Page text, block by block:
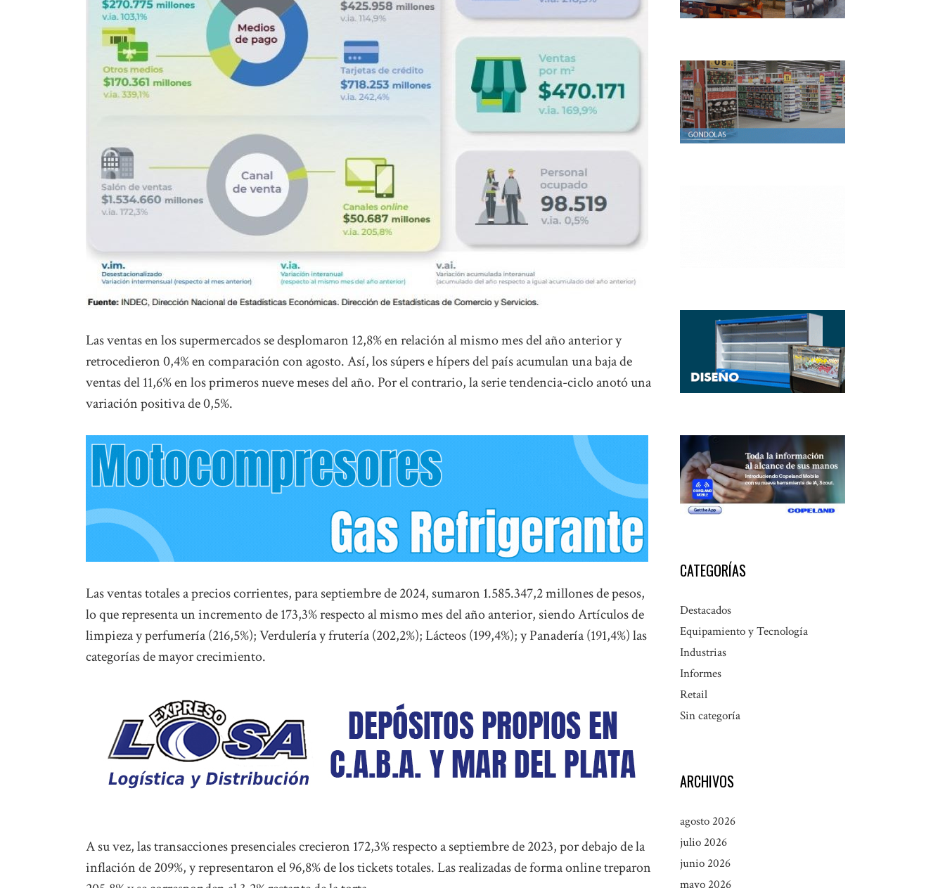
Las ventas en los supermercados se desplomaron 12,8% en relación al mismo mes del año anterior y
retrocedieron 0,4% en comparación con agosto. Así, los súpers e hípers del país acumulan una baja de
ventas del 11,6% en los primeros nueve meses del año. Por el contrario, la serie tendencia-ciclo anotó una
variación positiva de 0,5%.
Las ventas totales a precios corrientes, para septiembre de 2024, sumaron 1.585.347,2 millones de pesos,
lo que representa un incremento de 173,3% respecto al mismo mes del año anterior, siendo Artículos de
limpieza y perfumería (216,5%); Verdulería y frutería (202,2%); Lácteos (199,4%); y Panadería (191,4%) las
categorías de mayor crecimiento.
A su vez, las transacciones presenciales crecieron 172,3% respecto a septiembre de 2023, por debajo de la
inflación de 209%, y representaron el 96,8% de los tickets totales. Las realizadas de forma online treparon
CATEGORÍAS
Destacados
Equipamiento y Tecnología
Industrias
Informes
Retail
Sin categoría
ARCHIVOS
agosto 2026
julio 2026
junio 2026
mayo 2026